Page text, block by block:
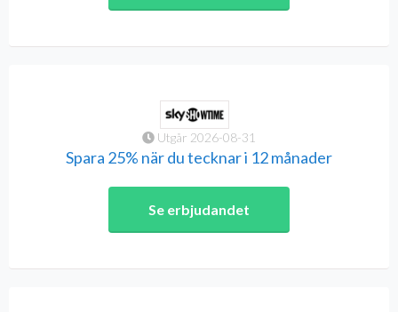
Utgår 2026-08-31
Spara 25% när du tecknar i 12 månader
Se erbjudandet